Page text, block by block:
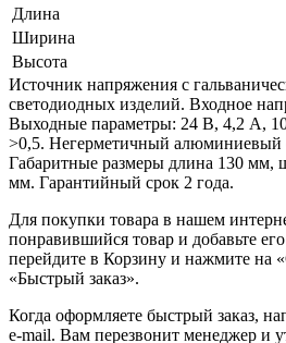
Длина
Ширина
Высота
Источник напряжения с
светодиодных изделий. Входное
Выходные параметры: 24 В, 4,2 А,
>0,5. Негерметичный алюминиевый
Габаритные размеры длина 130 мм,
мм. Гарантийный срок 2 года.
Для покупки товара в нашем
понравившийся товар и добавьте
перейдите в Корзину и нажмите на
«Быстрый заказ».
Когда оформляете быстрый заказ,
e-mail. Вам перезвонит менеджер и